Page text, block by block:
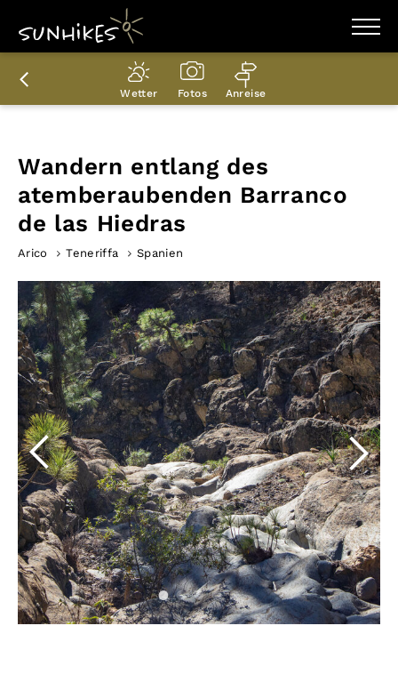
WANDERZIELE
WANDERUNGEN
ENTDECKEN
PLANER
Wetter Fotos Anreise
Wandern entlang des
atemberaubenden Barranco
de las Hiedras
Arico Teneriffa Spanien